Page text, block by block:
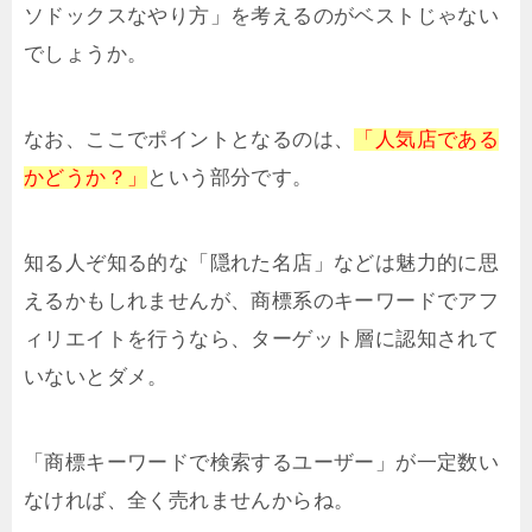
ソドックスなやり方」を考えるのがベストじゃない
でしょうか。
なお、ここでポイントとなるのは、
「人気店である
かどうか？」
という部分です。
知る人ぞ知る的な「隠れた名店」などは魅力的に思
えるかもしれませんが、商標系のキーワードでアフ
ィリエイトを行うなら、ターゲット層に認知されて
いないとダメ。
「商標キーワードで検索するユーザー」が一定数い
なければ、全く売れませんからね。